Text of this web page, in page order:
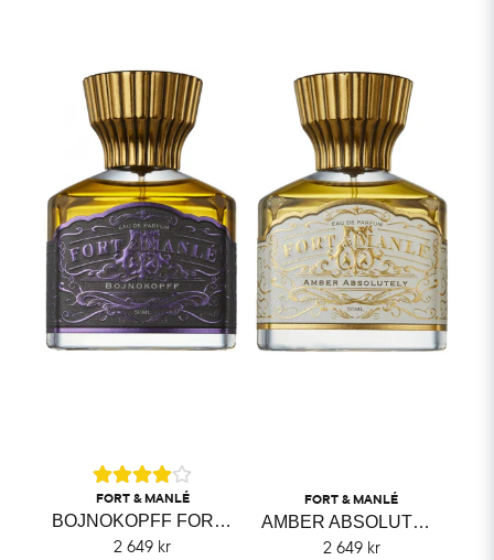
FORT & MANLÉ
BOJNOKOPFF FORT & MANLÉ
2 649 kr
FORT & MANLÉ
AMBER ABSOLUTELY FORT & MANLÉ
2 649 kr